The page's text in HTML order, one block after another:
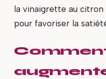
la vinaigrette au
pour favoriser la